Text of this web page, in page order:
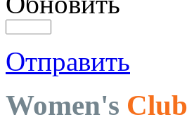
Отправить
Women's Club